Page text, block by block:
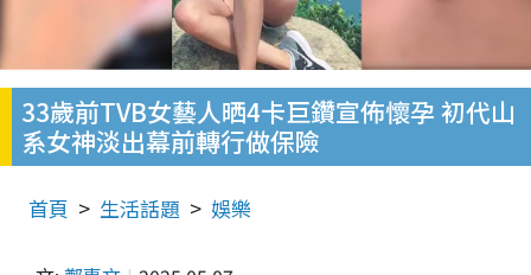
33歲前TVB女藝人晒4卡巨鑽宣佈懷孕 初代山
系女神淡出幕前轉行做保險
首頁 生活話題 娛樂